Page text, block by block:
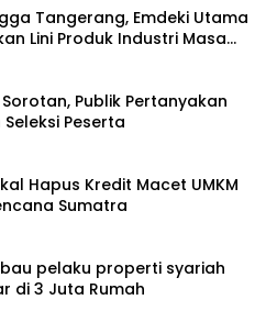
Tangerang, Emdeki Utama
Lini Produk Industri Masa
Sorotan, Publik Pertanyakan
Peserta
Hapus Kredit Macet UMKM
Sumatra
pelaku properti syariah
di 3 Juta Rumah